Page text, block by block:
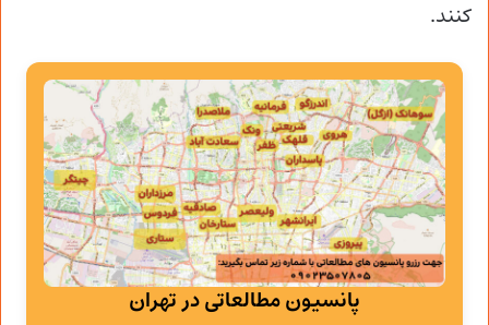
کنند.
پانسیون مطالعاتی در تهران